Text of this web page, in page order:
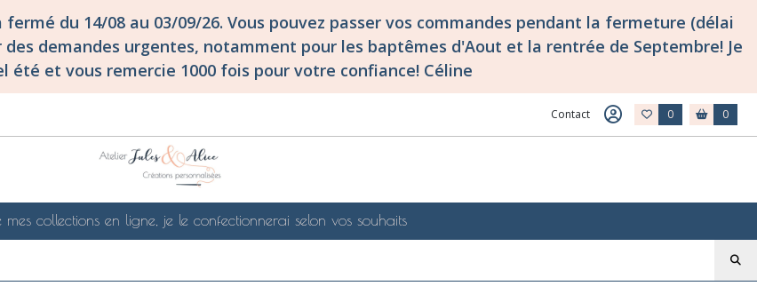
du 14/08 au 03/09/26. Vous pouvez passer vos commandes pendant la fermeture (délai
demandes urgentes, notamment pour les baptêmes d'Aout et la rentrée de Septembre! Je
été et vous remercie 1000 fois pour votre confiance! Céline
Contact 0 0
collections en ligne, je le confectionnerai selon vos souhaits